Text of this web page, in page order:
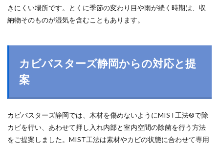
きにくい場所です。とくに季節の変わり目や雨が続く時期は、収
納物そのものが湿気を含むこともあります。
カビバスターズ静岡からの対応と提
案
カビバスターズ静岡では、木材を傷めないようにMIST工法®で除
カビを行い、あわせて押し入れ内部と室内空間の除菌を行う方法
をご提案しました。MIST工法は素材やカビの状態に合わせて専用